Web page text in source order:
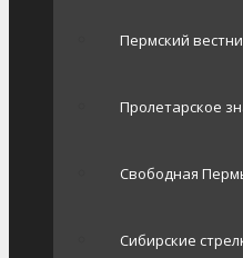
Пермский
Пролетарское
Свободная
Сибирские